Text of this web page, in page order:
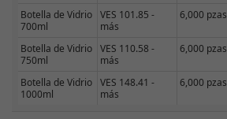
Botella de Vidrio
700ml
VES 101.85 -
más
6,000 pzas
Botella de Vidrio
750ml
VES 110.58 -
más
6,000 pzas
Botella de Vidrio
1000ml
VES 148.41 -
más
6,000 pzas